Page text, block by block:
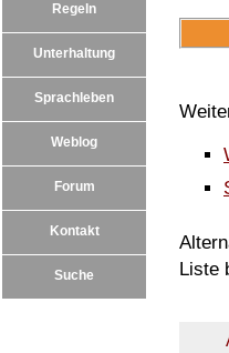
Regeln
Unterhaltung
Sprachleben
Weblog
Forum
Kontakt
Suche
Liste